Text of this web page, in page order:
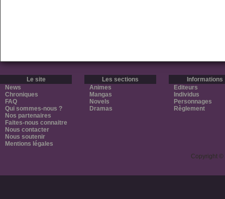
Le site
News
Chroniques
FAQ
Qui sommes-nous ?
Nos partenaires
Faites-nous connaitre
Nous contacter
Nous soutenir
Mentions légales
Les sections
Animes
Mangas
Novels
Dramas
Informations
Editeurs
Individus
Personnages
Règlement
Copyright ©